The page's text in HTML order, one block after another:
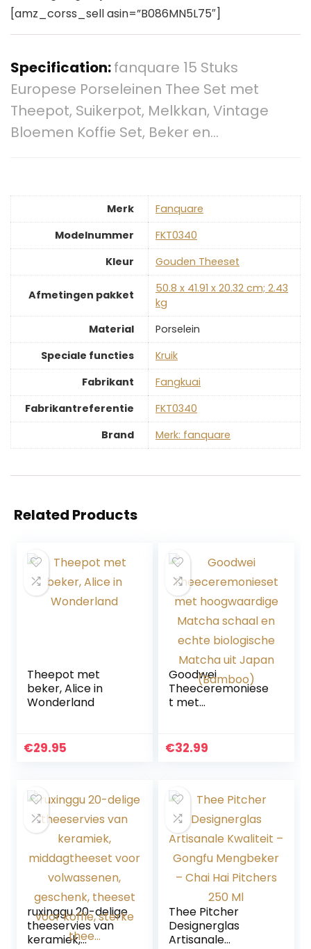
[amz_corss_sell asin=”B086MN5L75″]
Specification:fanquare 15 Stuks
Europese Porseleinen Thee Set met
Theepot, Suikerpot, Melkkan, Vintage
Bloemen Koffie Set, Beker en…
Merk
‎Fanquare
Modelnummer
‎FKT0340
Kleur
‎Gouden Theeset
Afmetingen pakket
‎50.8 x 41.91 x 20.32 cm; 2.43
kg
Material
‎Porselein
Speciale functies
‎Kruik
Fabrikant
‎Fangkuai
Fabrikantreferentie
‎FKT0340
Brand
Merk: fanquare
Related Products
Theepot met
beker, Alice in
Wonderland
€29.95
Goodwei
Theeceremoniese
t met
echte biologische
€32.99
ruxinggu 20-delige
theeservies van
keramiek,
Thee Pitcher
Designerglas
Artisanale